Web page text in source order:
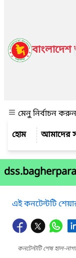
বাংলাদেশ
মেনু নির্বাচন করুন
আমাদের
এই কনটেন্টটি
কনটেন্টটি শেষ হাল-